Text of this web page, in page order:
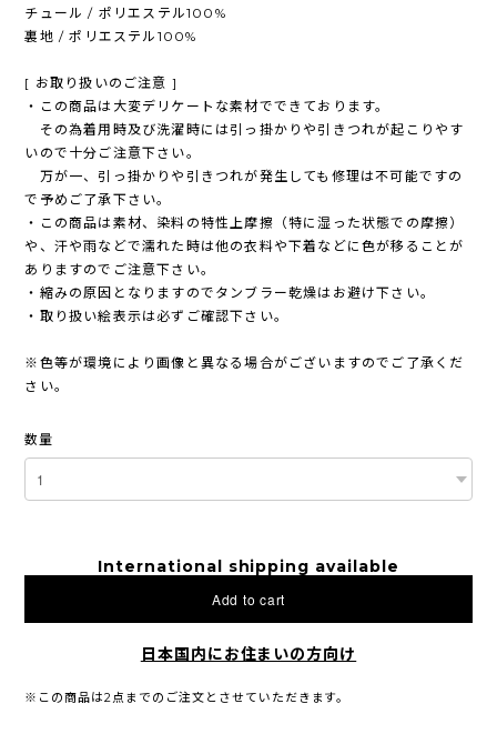
チュール / ポリエステル100%
裏地 / ポリエステル100%
[ お取り扱いのご注意 ]
・この商品は大変デリケートな素材でできております。
その為着用時及び洗濯時には引っ掛かりや引きつれが起こりやす
いので十分ご注意下さい。
万が一、引っ掛かりや引きつれが発生しても修理は不可能ですの
で予めご了承下さい。
・この商品は素材、染料の特性上摩擦（特に湿った状態での摩擦）
や、汗や雨などで濡れた時は他の衣料や下着などに色が移ることが
ありますのでご注意下さい。
・縮みの原因となりますのでタンブラー乾燥はお避け下さい。
・取り扱い絵表示は必ずご確認下さい。
※色等が環境により画像と異なる場合がございますのでご了承くだ
さい。
数量
International shipping available
Add to cart
日本国内にお住まいの方向け
※この商品は2点までのご注文とさせていただきます。